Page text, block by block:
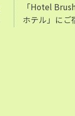
「Hotel
ホテル」に